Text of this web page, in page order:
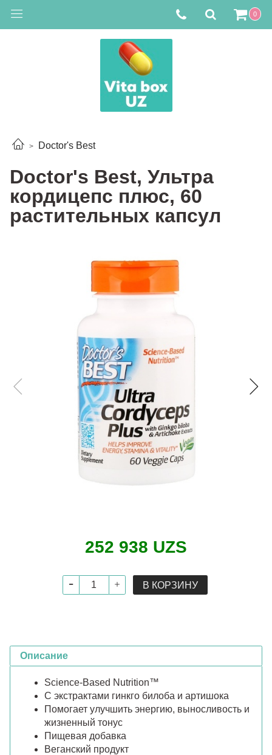
0
Doctor's Best
Doctor's Best, Ультра
кордицепс плюс, 60
растительных капсул
252 938 UZS
В КОРЗИНУ
Описание
Science-Based Nutrition™
С экстрактами гинкго билоба и артишока
Помогает улучшить энергию, выносливость и
жизненный тонус
Пищевая добавка
Веганский продукт